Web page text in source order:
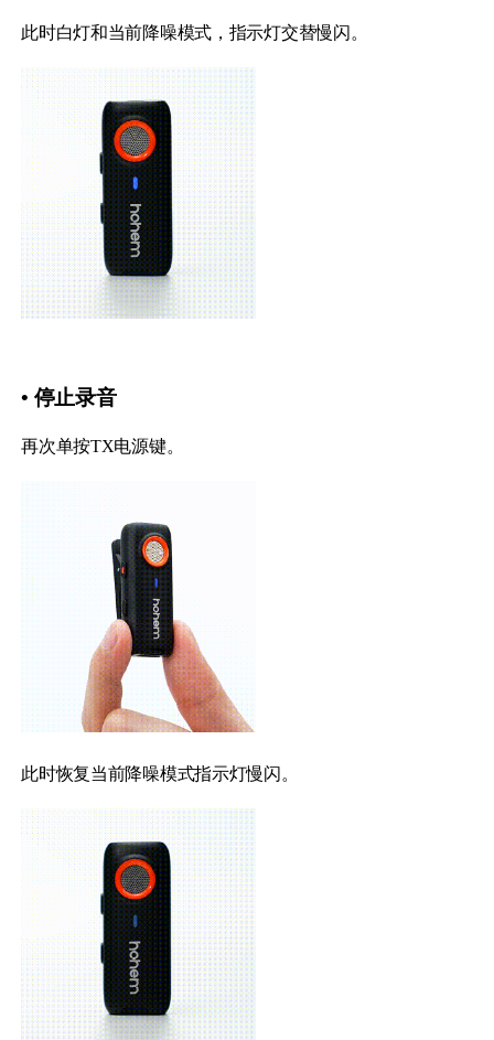
此时白灯和当前降噪模式，指示灯交替慢闪。
• 停止录音
再次单按TX电源键。
此时恢复当前降噪模式指示灯慢闪。